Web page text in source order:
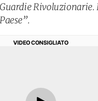
Rivoluzionarie.
VIDEO CONSIGLIATO